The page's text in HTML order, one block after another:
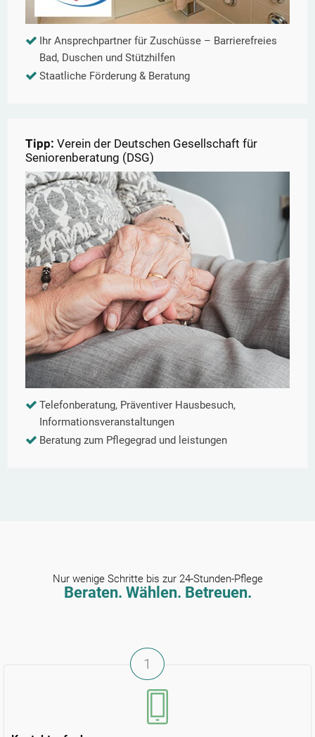
Ihr Ansprechpartner für Zuschüsse – Barrierefreies
Bad, Duschen und Stützhilfen
Staatliche Förderung & Beratung
Tipp: Verein der Deutschen Gesellschaft für
Seniorenberatung (DSG)
Telefonberatung, Präventiver Hausbesuch,
Informationsveranstaltungen
Beratung zum Pflegegrad und leistungen
Nur wenige Schritte bis zur 24-Stunden-Pflege
Beraten. Wählen. Betreuen.
1